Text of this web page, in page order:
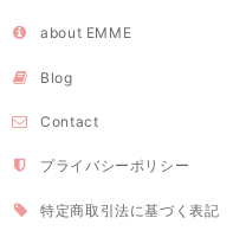
about EMME
Blog
Contact
プライバシーポリシー
特定商取引法に基づく表記